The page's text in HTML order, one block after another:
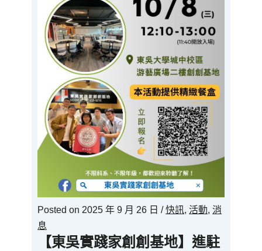
Posted on 2025 年 9 月 26 日 /快訊, 活動,消
息
【東吳實踐家創創基地】進駐